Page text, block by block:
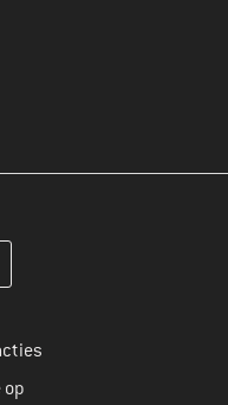
volgende stap je